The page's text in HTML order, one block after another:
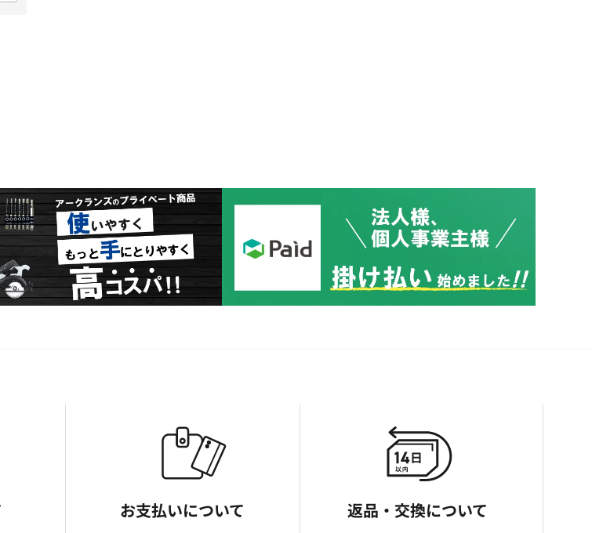
お支払いについて 返品・交換について